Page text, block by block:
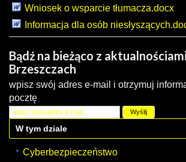
Wniosek o wsparcie tłumacza.docx
Informacja dla osób
Bądź na bieżąco z
Brzeszczach
wpisz swój adres e-mail i otrzymuj
pocztę
W tym dziale
Cyberbezpieczeństwo